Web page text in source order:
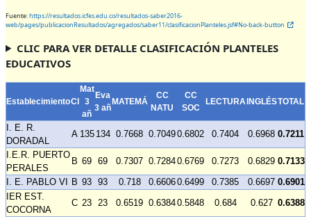
Fuente:https://resultados.icfes.edu.co/resultados-saber2016-
web/pages/publicacionResultados/agregados/saber11/clasificacionPlanteles.jsf#No-back-button
CLIC PARA VER DETALLE CLASIFICACIÓN PLANTELES
EDUCATIVOS
EstablecimientoCl
Mat
3
añ
Eva
3 añ
MATEMÁ
CC
NATU
CC
SOC
LECTURAINGLÉSTOTAL
I. E. R.
DORADAL
A 135 134 0.7668 0.70490.6802 0.7404 0.6968 0.7211
I.E.R. PUERTO
PERALES
B 69 69 0.7307 0.72840.6769 0.7273 0.6829 0.7133
I. E. PABLO VI B 93 93 0.718 0.66060.6499 0.7385 0.6697 0.6901
IER EST.
COCORNA
C 23 23 0.6519 0.63840.5848 0.684 0.627 0.6388